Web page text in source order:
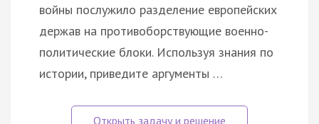
войны послужило разделение европейских
держав на противоборствующие военно-
политические блоки. Используя знания по
истории, приведите аргументы …